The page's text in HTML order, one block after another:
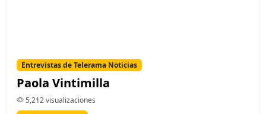
Entrevistas de Telerama Noticias
Paola Vintimilla
5,212 visualizaciones